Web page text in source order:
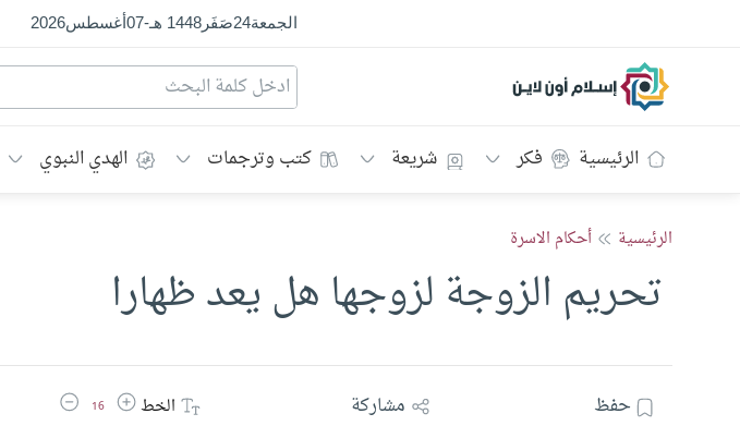
الجمعة24صَفَر1448 هـ -
07أغسطس2026
إسلام أون لاين
الرئيسية فكر شريعة كتب وترجمات الهدي النبوي
الرئيسية أحكام الاسرة
‏ تحريم الزوجة لزوجها هل يعد ظهارا
حفظ مشاركة الخطزيادة حجم الخط
16 تقليل حجم الخط